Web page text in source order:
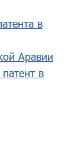
в
Аравии
в